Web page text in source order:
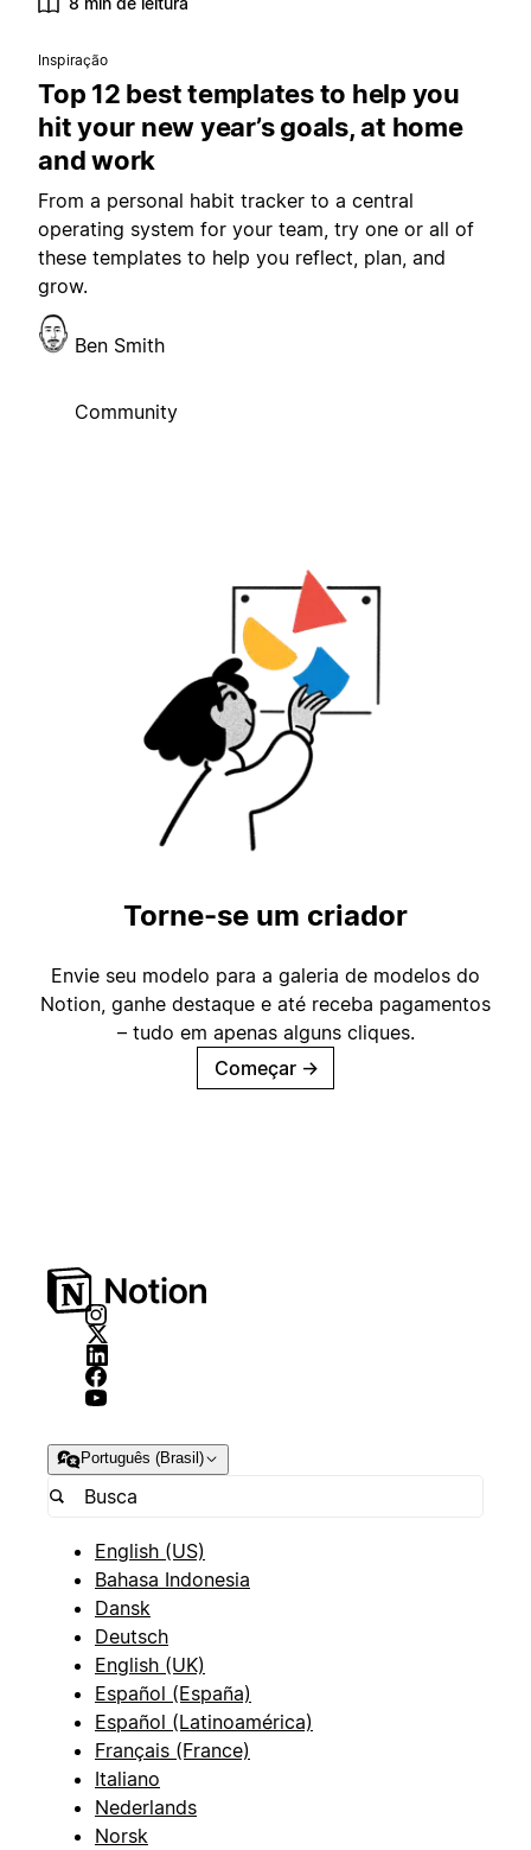
Inspiração
Top 12 best templates to help you
hit your new year’s goals, at home
and work
From a personal habit tracker to a central
operating system for your team, try one or all of
these templates to help you reflect, plan, and
grow.
Ben Smith
Community
Torne-se um criador
Envie seu modelo para a galeria de modelos do
Notion, ganhe destaque e até receba pagamentos
– tudo em apenas alguns cliques.
Começar →
Português (Brasil)
English (US)
Bahasa Indonesia
Dansk
Deutsch
English (UK)
Español (España)
Español (Latinoamérica)
Français (France)
Italiano
Nederlands
Norsk